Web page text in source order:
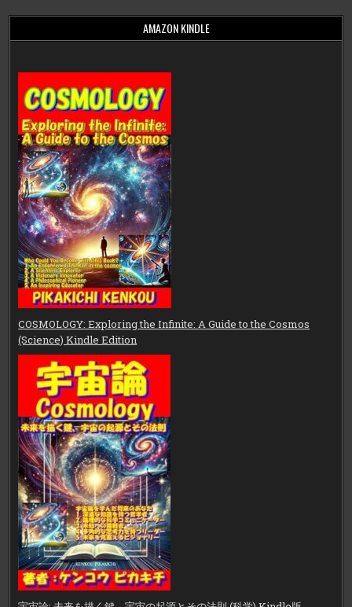
AMAZON KINDLE
COSMOLOGY: Exploring the Infinite: A Guide to the Cosmos
(Science) Kindle Edition